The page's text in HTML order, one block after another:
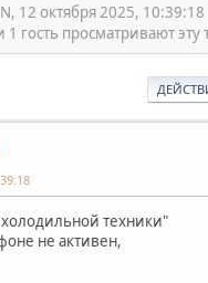
12 октября 2025, 10:39:18
гость просматривают эту
техники"
не активен,